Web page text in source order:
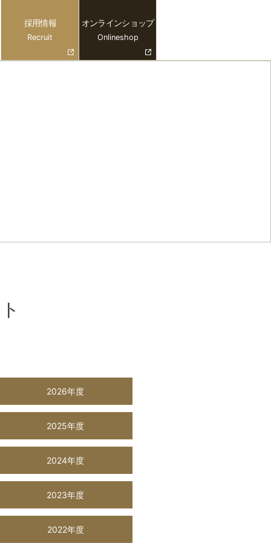
採用情報
Recruit
オンラインショップ
Onlineshop
2026年度
2025年度
2024年度
2023年度
2022年度